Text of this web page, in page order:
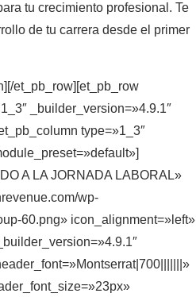
tu crecimiento profesional. Te
de tu carrera desde el primer
et_pb_row][et_pb_row
_builder_version=»4.9.1″
type=»1_3″
A LA JORNADA LABORAL»
wp-
60.png» icon_alignment=»left»